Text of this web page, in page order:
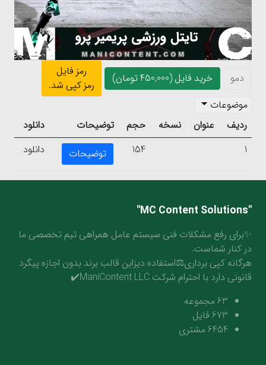
دمو خرید فایل (450,000 تومان)
رمز فایل
رمز کپی شد.
موضوعات
ردیف
عنوان نسخه حجم توضیحات
دانلود
1
154 توضیحات دانلود
"MC Content Solutions"
✨برای رفع مشکلات فنی سیستم عامل همراهی تیم تخصصی ما
در کنار شماست.
هرگانه کپی برداری⚖️استفاده دیزاین قالب برند بدون اجازه پیگرد
قانونی دارد با احترام شرکت ManiContent LLC✔️
63مجموعه
673 فایل
6454مشتری